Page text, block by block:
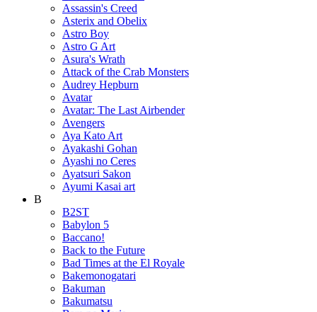
Assassin's Creed
Asterix and Obelix
Astro Boy
Astro G Art
Asura's Wrath
Attack of the Crab Monsters
Audrey Hepburn
Avatar
Avatar: The Last Airbender
Avengers
Aya Kato Art
Ayakashi Gohan
Ayashi no Ceres
Ayatsuri Sakon
Ayumi Kasai art
B
B2ST
Babylon 5
Baccano!
Back to the Future
Bad Times at the El Royale
Bakemonogatari
Bakuman
Bakumatsu